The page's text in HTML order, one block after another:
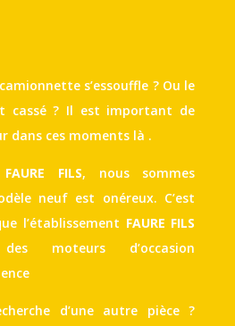
s’essouffle ? Ou le
cassé ? Il est important de
dans ces moments là .
FAURE FILS, nous sommes
neuf est onéreux. C’est
l’établissement FAURE FILS
moteurs d’occasion
d’une autre pièce ?